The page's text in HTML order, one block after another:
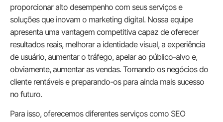
proporcionar alto desempenho com seus serviços e
soluções que inovam o marketing digital. Nossa equipe
apresenta uma vantagem competitiva capaz de oferecer
resultados reais, melhorar a identidade visual, a experiência
de usuário, aumentar o tráfego, apelar ao público-alvo e,
obviamente, aumentar as vendas. Tornando os negócios do
cliente rentáveis e preparando-os para ainda mais sucesso
no futuro.
Para isso, oferecemos diferentes serviços como SEO